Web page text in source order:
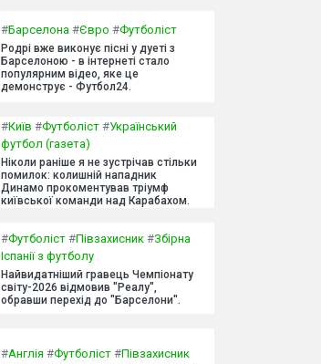
#Барселона #Євро #Футболіст
Родрі вже виконує пісні у дуеті з
Барселоною - в інтернеті стало
популярним відео, яке це
демонструє - Футбол24.
#Київ #Футболіст #Український
футбол (газета)
Ніколи раніше я не зустрічав стільки
помилок: колишній нападник
Динамо прокоментував тріумф
київської команди над Карабахом.
#Футболіст #Півзахисник #Збірна
Іспанії з футболу
Найвидатніший гравець Чемпіонату
світу-2026 відмовив "Реалу",
обравши перехід до "Барселони".
#Англія #Футболіст #Півзахисник